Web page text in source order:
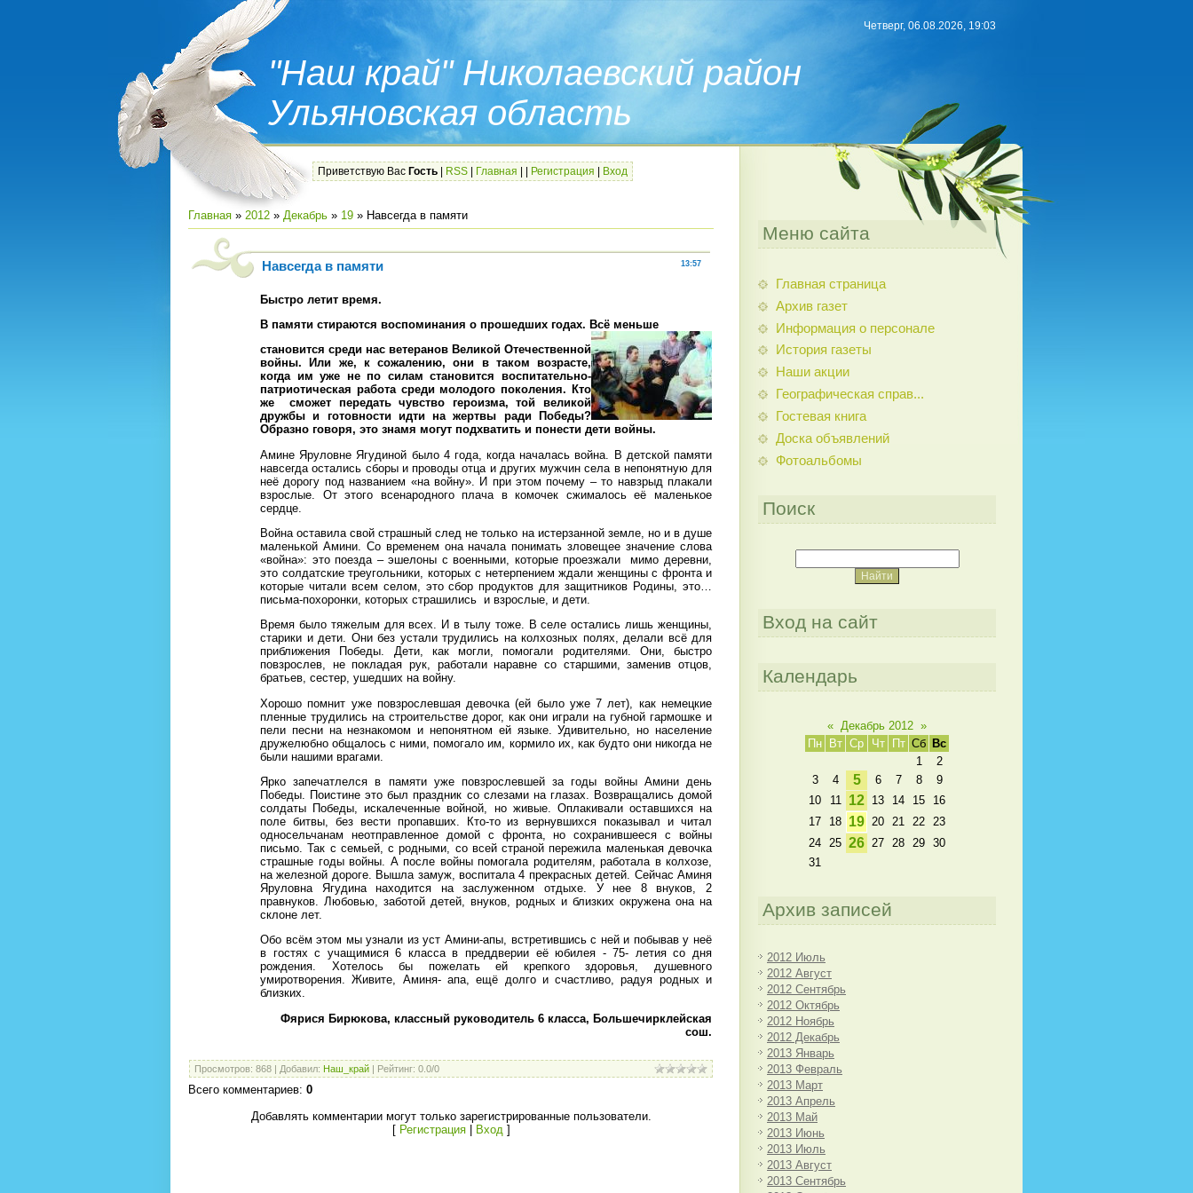
"Наш край" Николаевский район
Ульяновская область
Четверг, 06.08.2026, 19:03
Приветствую Вас Гость RSS Главная Регистрация Вход
Главная » 2012 » Декабрь » 19 » Навсегда в памяти
13:57
Навсегда в памяти
Быстро летит время.
В памяти стираются воспоминания о прошедших годах. Всё меньше
становится среди нас ветеранов Великой Отечественной
войны. Или же, к сожалению, они в таком возрасте,
когда им уже не по силам становится воспитательно-
патриотическая работа среди молодого поколения. Кто
же сможет передать чувство героизма, той великой
дружбы и готовности идти на жертвы ради Победы?
Образно говоря, это знамя могут подхватить и понести дети войны.
Амине Яруловне Ягудиной было 4 года, когда началась война. В детской памяти
навсегда остались сборы и проводы отца и других мужчин села в непонятную для
неё дорогу под названием «на войну». И при этом почему – то навзрыд плакали
взрослые. От этого всенародного плача в комочек сжималось её маленькое
сердце.
Война оставила свой страшный след не только на истерзанной земле, но и в душе
маленькой Амини. Со временем она начала понимать зловещее значение слова
«война»: это поезда – эшелоны с военными, которые проезжали
мимо деревни,
это солдатские треугольники, которых с нетерпением ждали женщины с фронта и
которые читали всем селом, это сбор продуктов для защитников Родины, это…
письма-похоронки, которых страшились и взрослые, и дети.
Время было тяжелым для всех. И в тылу тоже. В селе остались лишь женщины,
старики и дети. Они без устали трудились на колхозных полях, делали всё для
приближения Победы. Дети, как могли, помогали родителями. Они, быстро
повзрослев, не покладая рук, работали наравне со старшими, заменив отцов,
братьев, сестер, ушедших на войну.
Хорошо помнит уже повзрослевшая девочка (ей было уже 7 лет), как немецкие
пленные трудились на строительстве дорог, как они играли на губной гармошке и
пели песни на незнакомом и непонятном ей языке. Удивительно, но население
дружелюбно общалось с ними, помогало им, кормило их, как будто они никогда не
были нашими врагами.
Ярко запечатлелся в памяти уже повзрослевшей за годы войны Амини день
Победы. Поистине это был праздник со слезами на глазах. Возвращались домой
солдаты Победы, искалеченные войной, но живые. Оплакивали оставшихся на
поле битвы, без вести пропавших. Кто-то из вернувшихся показывал и читал
односельчанам неотправленное домой с фронта, но сохранившееся с войны
письмо. Так с семьей, с родными, со всей страной пережила маленькая девочка
страшные годы войны. А после войны помогала родителям, работала в колхозе,
на железной дороге. Вышла замуж, воспитала 4 прекрасных детей. Сейчас Аминя
Яруловна Ягудина находится на заслуженном отдыхе. У нее 8 внуков, 2
правнуков. Любовью, заботой детей, внуков, родных и близких окружена она на
склоне лет.
Обо всём этом мы узнали из уст Амини-апы, встретившись с ней и побывав у неё
в гостях с учащимися 6 класса в преддверии её юбилея - 75- летия со дня
рождения. Хотелось бы пожелать ей крепкого здоровья, душевного
умиротворения. Живите, Аминя- апа, ещё долго и счастливо, радуя родных и
близких.
Фярися Бирюкова, классный руководитель 6 класса, Большечирклейская
сош.
Просмотров: 868 Добавил: Наш_край Рейтинг: 0.0/0
Всего комментариев: 0
Добавлять комментарии могут только зарегистрированные пользователи.
[ Регистрация| Вход]
Меню сайта
Главная страница
Архив газет
Информация о персонале
История газеты
Наши акции
Географическая справ...
Гостевая книга
Доска объявлений
Фотоальбомы
Поиск
Вход на сайт
Календарь
« Декабрь 2012 »
Пн
Вт Ср Чт Пт Сб Вс
1
2
3
4 5 6 7 8
9
10
11 12 13 14 15
16
17
18 19 20 21 22
23
24
25 26 27 28 29 30
31
Архив записей
2012 Июль
2012 Август
2012 Сентябрь
2012 Октябрь
2012 Ноябрь
2012 Декабрь
2013 Январь
2013 Февраль
2013 Март
2013 Апрель
2013 Май
2013 Июнь
2013 Июль
2013 Август
2013 Сентябрь